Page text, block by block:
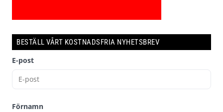
BESTÄLL VÅRT KOSTNADSFRIA NYHETSBREV
E-post
Förnamn